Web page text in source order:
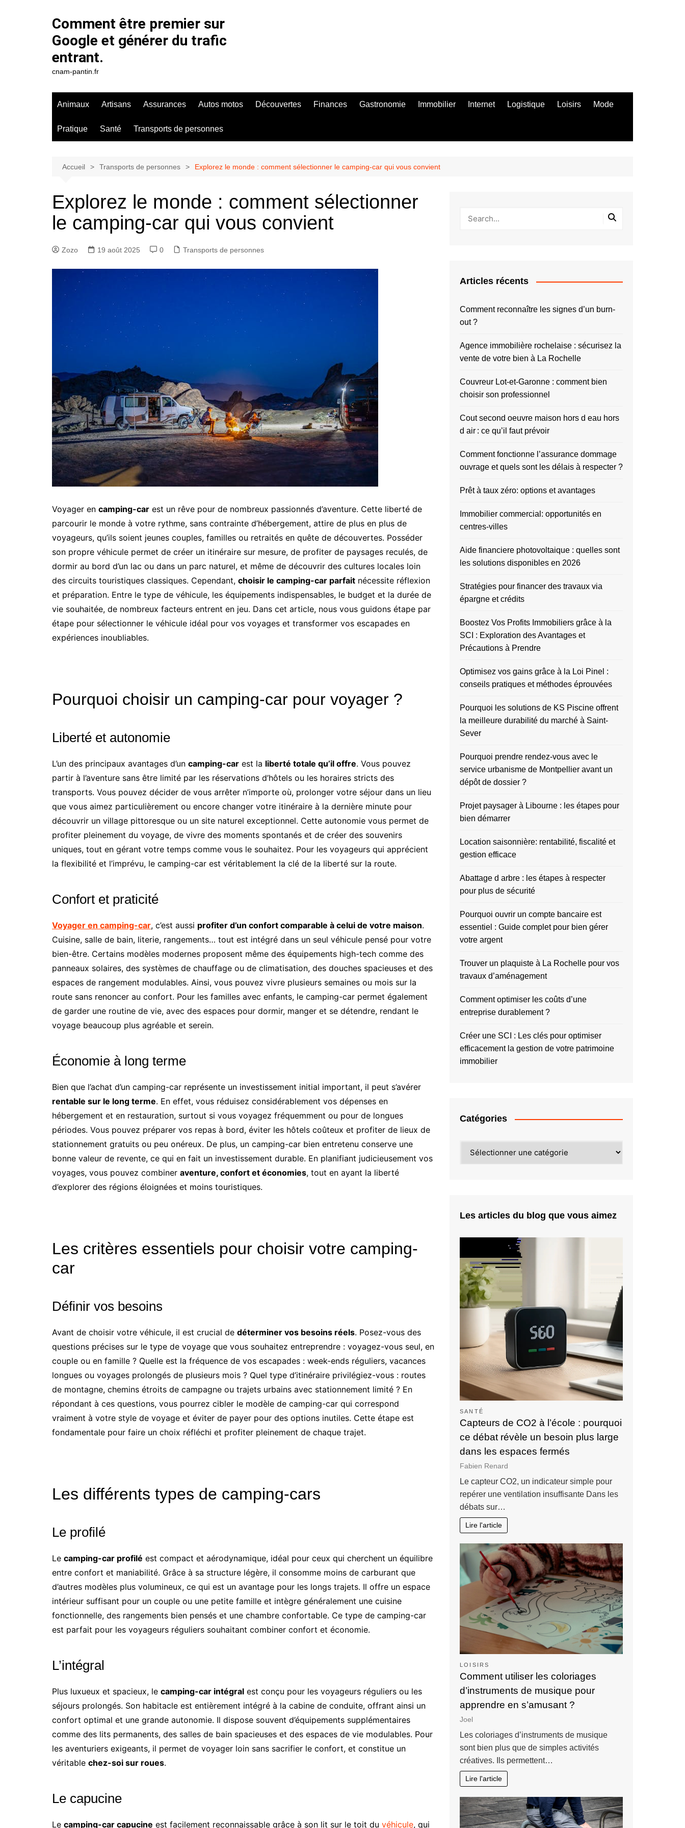
Comment être premier sur
Google et générer du trafic
entrant.
cnam-pantin.fr
Animaux Artisans Assurances Autos motos Découvertes Finances Gastronomie Immobilier Internet Logistique Loisirs Mode
Pratique Santé Transports de personnes
Accueil Transports de personnes Explorez le monde : comment sélectionner le camping-car qui vous convient
Explorez le monde : comment sélectionner
le camping-car qui vous convient
Zozo 19 août 2025 0 Transports de personnes
Voyager en camping-car est un rêve pour de nombreux passionnés d’aventure. Cette liberté de
parcourir le monde à votre rythme, sans contrainte d’hébergement, attire de plus en plus de
voyageurs, qu’ils soient jeunes couples, familles ou retraités en quête de découvertes. Posséder
son propre véhicule permet de créer un itinéraire sur mesure, de profiter de paysages reculés, de
dormir au bord d’un lac ou dans un parc naturel, et même de découvrir des cultures locales loin
des circuits touristiques classiques. Cependant, choisir le camping-car parfait nécessite réflexion
et préparation. Entre le type de véhicule, les équipements indispensables, le budget et la durée de
vie souhaitée, de nombreux facteurs entrent en jeu. Dans cet article, nous vous guidons étape par
étape pour sélectionner le véhicule idéal pour vos voyages et transformer vos escapades en
expériences inoubliables.
Pourquoi choisir un camping-car pour voyager ?
Liberté et autonomie
L’un des principaux avantages d’un camping-car est la liberté totale qu’il offre. Vous pouvez
partir à l’aventure sans être limité par les réservations d’hôtels ou les horaires stricts des
transports. Vous pouvez décider de vous arrêter n’importe où, prolonger votre séjour dans un lieu
que vous aimez particulièrement ou encore changer votre itinéraire à la dernière minute pour
découvrir un village pittoresque ou un site naturel exceptionnel. Cette autonomie vous permet de
profiter pleinement du voyage, de vivre des moments spontanés et de créer des souvenirs
uniques, tout en gérant votre temps comme vous le souhaitez. Pour les voyageurs qui apprécient
la flexibilité et l’imprévu, le camping-car est véritablement la clé de la liberté sur la route.
Confort et praticité
Voyager en camping-car, c’est aussi profiter d’un confort comparable à celui de votre maison.
Cuisine, salle de bain, literie, rangements… tout est intégré dans un seul véhicule pensé pour votre
bien-être. Certains modèles modernes proposent même des équipements high-tech comme des
panneaux solaires, des systèmes de chauffage ou de climatisation, des douches spacieuses et des
espaces de rangement modulables. Ainsi, vous pouvez vivre plusieurs semaines ou mois sur la
route sans renoncer au confort. Pour les familles avec enfants, le camping-car permet également
de garder une routine de vie, avec des espaces pour dormir, manger et se détendre, rendant le
voyage beaucoup plus agréable et serein.
Économie à long terme
Bien que l’achat d’un camping-car représente un investissement initial important, il peut s’avérer
rentable sur le long terme. En effet, vous réduisez considérablement vos dépenses en
hébergement et en restauration, surtout si vous voyagez fréquemment ou pour de longues
périodes. Vous pouvez préparer vos repas à bord, éviter les hôtels coûteux et profiter de lieux de
stationnement gratuits ou peu onéreux. De plus, un camping-car bien entretenu conserve une
bonne valeur de revente, ce qui en fait un investissement durable. En planifiant judicieusement vos
voyages, vous pouvez combiner aventure, confort et économies, tout en ayant la liberté
d’explorer des régions éloignées et moins touristiques.
Les critères essentiels pour choisir votre camping-
car
Définir vos besoins
Avant de choisir votre véhicule, il est crucial de déterminer vos besoins réels. Posez-vous des
questions précises sur le type de voyage que vous souhaitez entreprendre : voyagez-vous seul, en
couple ou en famille ? Quelle est la fréquence de vos escapades : week-ends réguliers, vacances
longues ou voyages prolongés de plusieurs mois ? Quel type d’itinéraire privilégiez-vous : routes
de montagne, chemins étroits de campagne ou trajets urbains avec stationnement limité ? En
répondant à ces questions, vous pourrez cibler le modèle de camping-car qui correspond
vraiment à votre style de voyage et éviter de payer pour des options inutiles. Cette étape est
fondamentale pour faire un choix réfléchi et profiter pleinement de chaque trajet.
Les différents types de camping-cars
Le profilé
Le camping-car profilé est compact et aérodynamique, idéal pour ceux qui cherchent un équilibre
entre confort et maniabilité. Grâce à sa structure légère, il consomme moins de carburant que
d’autres modèles plus volumineux, ce qui est un avantage pour les longs trajets. Il offre un espace
intérieur suffisant pour un couple ou une petite famille et intègre généralement une cuisine
fonctionnelle, des rangements bien pensés et une chambre confortable. Ce type de camping-car
est parfait pour les voyageurs réguliers souhaitant combiner confort et économie.
L’intégral
Plus luxueux et spacieux, le camping-car intégral est conçu pour les voyageurs réguliers ou les
séjours prolongés. Son habitacle est entièrement intégré à la cabine de conduite, offrant ainsi un
confort optimal et une grande autonomie. Il dispose souvent d’équipements supplémentaires
comme des lits permanents, des salles de bain spacieuses et des espaces de vie modulables. Pour
les aventuriers exigeants, il permet de voyager loin sans sacrifier le confort, et constitue un
véritable chez-soi sur roues.
Le capucine
Le camping-car capucine est facilement reconnaissable grâce à son lit sur le toit du véhicule, qui
Articles récents
Comment reconnaître les signes d’un burn-
out ?
Agence immobilière rochelaise : sécurisez la
vente de votre bien à La Rochelle
Couvreur Lot-et-Garonne : comment bien
choisir son professionnel
Cout second oeuvre maison hors d eau hors
d air : ce qu’il faut prévoir
Comment fonctionne l’assurance dommage
ouvrage et quels sont les délais à respecter ?
Prêt à taux zéro: options et avantages
Immobilier commercial: opportunités en
centres-villes
Aide financiere photovoltaique : quelles sont
les solutions disponibles en 2026
Stratégies pour financer des travaux via
épargne et crédits
Boostez Vos Profits Immobiliers grâce à la
SCI : Exploration des Avantages et
Précautions à Prendre
Optimisez vos gains grâce à la Loi Pinel :
conseils pratiques et méthodes éprouvées
Pourquoi les solutions de KS Piscine offrent
la meilleure durabilité du marché à Saint-
Sever
Pourquoi prendre rendez-vous avec le
service urbanisme de Montpellier avant un
dépôt de dossier ?
Projet paysager à Libourne : les étapes pour
bien démarrer
Location saisonnière: rentabilité, fiscalité et
gestion efficace
Abattage d arbre : les étapes à respecter
pour plus de sécurité
Pourquoi ouvrir un compte bancaire est
essentiel : Guide complet pour bien gérer
votre argent
Trouver un plaquiste à La Rochelle pour vos
travaux d’aménagement
Comment optimiser les coûts d’une
entreprise durablement ?
Créer une SCI : Les clés pour optimiser
efficacement la gestion de votre patrimoine
immobilier
Catégories
Les articles du blog que vous aimez
SANTÉ
Capteurs de CO2 à l’école : pourquoi
ce débat révèle un besoin plus large
dans les espaces fermés
Fabien Renard
Le capteur CO2, un indicateur simple pour
repérer une ventilation insuffisante Dans les
débats sur…
Lire l'article
LOISIRS
Comment utiliser les coloriages
d’instruments de musique pour
apprendre en s’amusant ?
Joel
Les coloriages d’instruments de musique
sont bien plus que de simples activités
créatives. Ils permettent…
Lire l'article